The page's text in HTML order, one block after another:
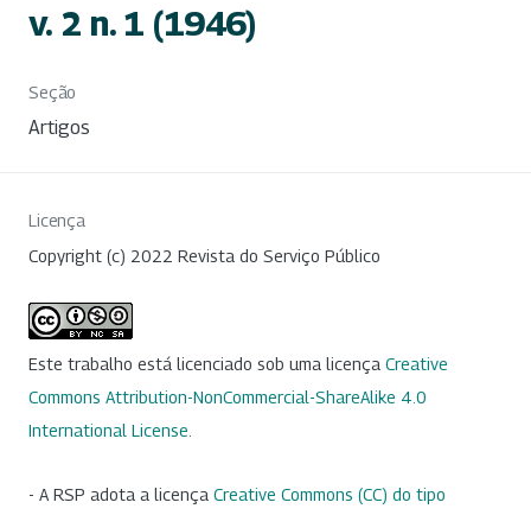
v. 2 n. 1 (1946)
Seção
Artigos
Licença
Copyright (c) 2022 Revista do Serviço Público
Este trabalho está licenciado sob uma licença Creative
Commons Attribution-NonCommercial-ShareAlike 4.0
International License
- A RSP adota a licença Creative Commons (CC) do tipo